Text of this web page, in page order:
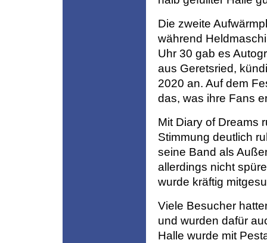
Die zweite
während
Uhr 30 gab es
aus Geretsried,
2020 an. Auf dem
das, was ihre Fans
Mit Diary of Dreams
Stimmung deutlich
seine Band als
allerdings nicht
wurde kräftig
Viele Besucher
und wurden dafür
Halle wurde mit